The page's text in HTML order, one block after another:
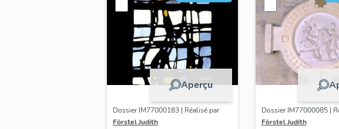
Aperçu
Dossier IM77000183 | Réalisé par
Förstel Judith
Dossier IM77000085 |
Förstel Judith